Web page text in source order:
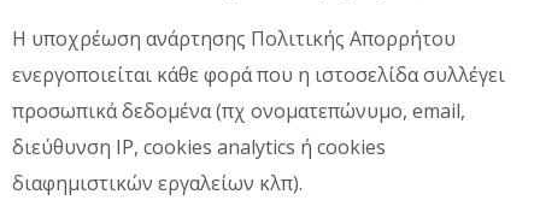
Η υποχρέωση ανάρτησης Πολιτικής Απορρήτου
ενεργοποιείται κάθε φορά που η ιστοσελίδα συλλέγει
προσωπικά δεδομένα (πχ ονοματεπώνυμο, email,
διεύθυνση IP, cookies analytics ή cookies
διαφημιστικών εργαλείων κλπ).